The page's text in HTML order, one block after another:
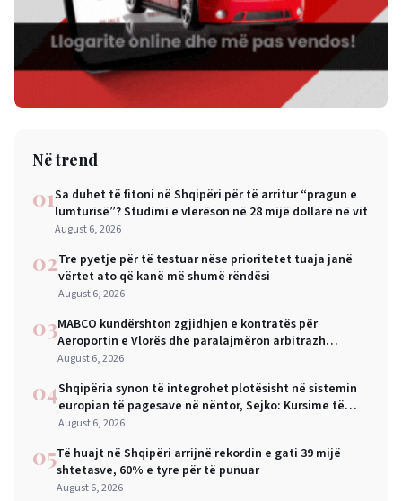
Në trend
01Sa duhet të fitoni në Shqipëri për të arritur “pragun e
lumturisë”? Studimi e vlerëson në 28 mijë dollarë në vit
August 6, 2026
02Tre pyetje për të testuar nëse prioritetet tuaja janë
vërtet ato që kanë më shumë rëndësi
August 6, 2026
03MABCO kundërshton zgjidhjen e kontratës për
Aeroportin e Vlorës dhe paralajmëron arbitrazh
ndërkombëtar
August 6, 2026
04Shqipëria synon të integrohet plotësisht në sistemin
europian të pagesave në nëntor, Sejko: Kursime të
mëdha për qytetarët dhe bizneset
August 6, 2026
05Të huajt në Shqipëri arrijnë rekordin e gati 39 mijë
shtetasve, 60% e tyre për të punuar
August 6, 2026